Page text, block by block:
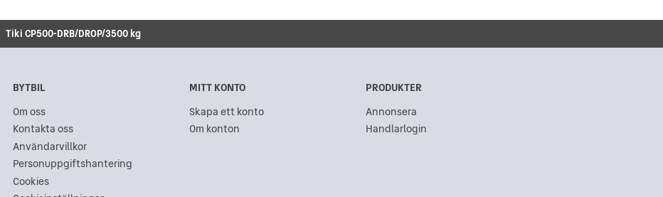
Tiki CP500-DRB/DROP/3500 kg
BYTBIL
Om oss
Kontakta oss
Användarvillkor
Personuppgiftshantering
Cookies
MITT KONTO
Skapa ett konto
Om konton
PRODUKTER
Annonsera
Handlarlogin